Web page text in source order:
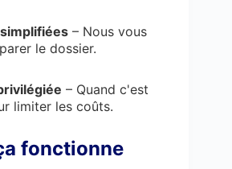
– Nous vous
le dossier.
– Quand c'est
limiter les coûts.
fonctionne